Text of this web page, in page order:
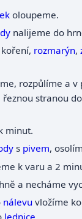
oloupeme.
nalijeme do
rozmarýn,
rozpůlíme a v
stranou
minut.
s pivem,
k varu a 2
a necháme
nálevu vložíme